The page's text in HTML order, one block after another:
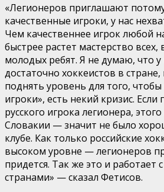
«Легионеров приглашают
качественные игроки, у нас
Чем качественнее игрок любой
быстрее растет мастерство
молодых ребят. Я не думаю, что у
достаточно хоккеистов в
поднять уровень для того, чтобы
игроки», есть некий кризис. Если
русского игрока легионера,
Словакии — значит не было
клубе. Как только российские
высоком уровне — легионеров
придется. Так же это и работает
странами» — сказал Фетисов.